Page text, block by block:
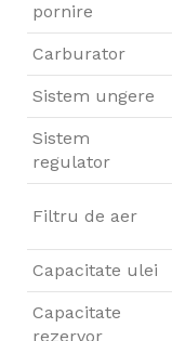
pornire
Carburator
Sistem ungere
Sistem
regulator
Filtru de aer
Capacitate ulei
Capacitate
rezervor